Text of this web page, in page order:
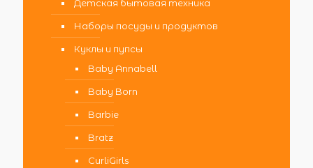
Детская бытовая техника
Наборы посуды и продуктов
Куклы и пупсы
Baby Annabell
Baby Born
Barbie
Bratz
CurliGirls